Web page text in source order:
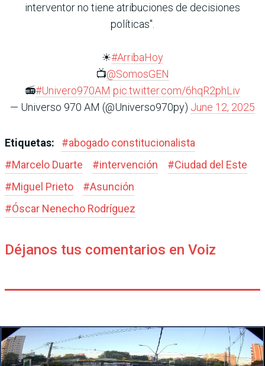
interventor no tiene atribuciones de decisiones
políticas".
☀#ArribaHoy
📺@SomosGEN
📻#Univero970AM pic.twitter.com/6hqR2phLiv
— Universo 970 AM (@Universo970py) June 12, 2025
Etiquetas: #abogado constitucionalista
#Marcelo Duarte #intervención #Ciudad del Este
#Miguel Prieto #Asunción
#Óscar Nenecho Rodríguez
Déjanos tus comentarios en Voiz